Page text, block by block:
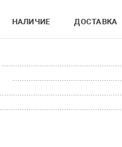
НАЛИЧИЕ ДОСТАВКА